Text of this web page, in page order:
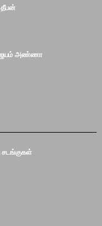
தீபன்
ஜெயம் அண்ணா